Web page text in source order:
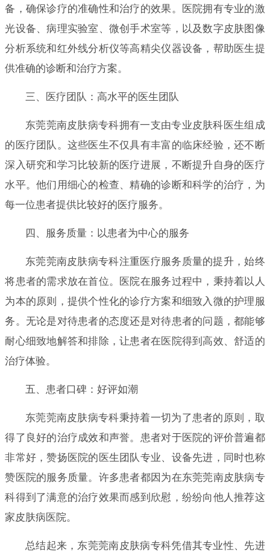
备，确保诊疗的准确性和治疗的效果。医院拥有专业的激
光设备、病理实验室、微创手术室等，以及数字皮肤图像
分析系统和红外线分析仪等高精尖仪器设备，帮助医生提
供准确的诊断和治疗方案。
三、医疗团队：高水平的医生团队
东莞莞南皮肤病专科拥有一支由专业皮肤科医生组成
的医疗团队。这些医生不仅具有丰富的临床经验，还不断
深入研究和学习比较新的医疗进展，不断提升自身的医疗
水平。他们用细心的检查、精确的诊断和科学的治疗，为
每一位患者提供比较好的医疗服务。
四、服务质量：以患者为中心的服务
东莞莞南皮肤病专科注重医疗服务质量的提升，始终
将患者的需求放在首位。医院在服务过程中，秉持着以人
为本的原则，提供个性化的诊疗方案和细致入微的护理服
务。无论是对待患者的态度还是对待患者的问题，都能够
耐心细致地解答和排除，让患者在医院得到高效、舒适的
治疗体验。
五、患者口碑：好评如潮
东莞莞南皮肤病专科秉持着一切为了患者的原则，取
得了良好的治疗成效和声誉。患者对于医院的评价普遍都
非常好，赞扬医院的医生团队专业、设备先进，同时也称
赞医院的服务质量。许多患者都因为在东莞莞南皮肤病专
科得到了满意的治疗效果而感到欣慰，纷纷向他人推荐这
家皮肤病医院。
总结起来，东莞莞南皮肤病专科凭借其专业性、先进